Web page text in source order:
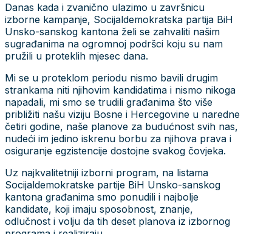
Danas kada i zvanično ulazimo u završnicu
izborne kampanje, Socijaldemokratska partija BiH
Unsko-sanskog kantona želi se zahvaliti našim
sugrađanima na ogromnoj podršci koju su nam
pružili u proteklih mjesec dana.
Mi se u proteklom periodu nismo bavili drugim
strankama niti njihovim kandidatima i nismo nikoga
napadali, mi smo se trudili građanima što više
približiti našu viziju Bosne i Hercegovine u naredne
četiri godine, naše planove za budućnost svih nas,
nudeći im jedino iskrenu borbu za njihova prava i
osiguranje egzistencije dostojne svakog čovjeka.
Uz najkvalitetniji izborni program, na listama
Socijaldemokratske partije BiH Unsko-sanskog
kantona građanima smo ponudili i najbolje
kandidate, koji imaju sposobnost, znanje,
odlučnost i volju da tih deset planova iz izbornog